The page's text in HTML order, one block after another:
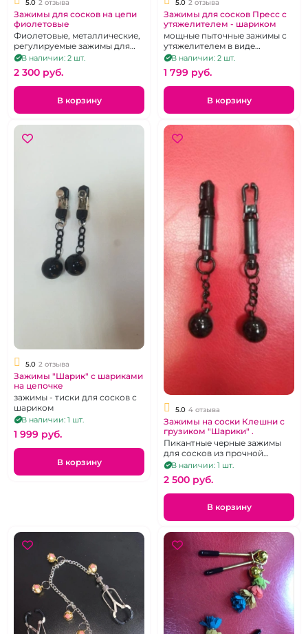
5.0 2 отзыва
Зажимы для сосков на цепи
фиолетовые
Фиолетовые, металлические,
регулируемые зажимы для
сосков, соединённые цепью.
В наличии: 2 шт.
2 300 pуб.
В корзину
5.0 2 отзыва
Зажимы для сосков Пресс с
утяжелителем - шариком
мощные пыточные зажимы с
утяжелителем в виде
шариков
В наличии: 2 шт.
1 799 pуб.
В корзину
5.0 2 отзыва
Зажимы "Шарик" с шариками
на цепочке
зажимы - тиски для сосков с
шариком
В наличии: 1 шт.
1 999 pуб.
В корзину
5.0 4 отзыва
Зажимы на соски Клешни с
грузиком "Шарики" .
Пикантные черные зажимы
для сосков из прочной
латуни.
В наличии: 1 шт.
2 500 pуб.
В корзину